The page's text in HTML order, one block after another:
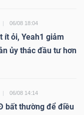
06/08 18:04
ít ỏi, Yeah1 giảm
ủy thác đầu tư hơn
06/08 14:14
bất thường để điều